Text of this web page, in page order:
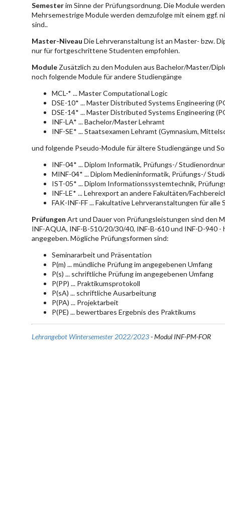
Semesterim Sinne der Prüfungsordnung. Die Module
Mehrsemestrige Module werden demzufolge mit einem ggf.
sind..
Master-Niveau Die Lehrveranstaltung ist an Master- bzw.
nur für fortgeschrittene Studenten empfohlen.
Module Zusätzlich zu den Modulen aus Bachelor/Master/
noch folgende Module für andere Studiengänge
MCL-* ... Master Computational Logic
DSE-10* ... Master Distributed Systems Engineering
DSE-14* ... Master Distributed Systems Engineering
INF-LA* ... Bachelor/Master Lehramt
INF-SE* ... Staatsexamen Lehramt (Gymnasium,
und folgende Pseudo-Module für ältere Studiengänge und
INF-04* ... Diplom Informatik, Prüfungs-/
MINF-04* ... Diplom Medieninformatik, Prüfungs-/
IST-05* ... Diplom Informationssystemtechnik,
INF-LE* ... Lehrexport an andere Fakultäten/
FAK-INF-FF ... Fakultative Lehrveranstaltungen für
Prüfungen Art und Dauer von Prüfungsleistungen sind den
INF-AQUA, INF-B-510/20/30/40, INF-B-610 und INF-D-940
angegeben. Mögliche Prüfungsformen sind:
Seminararbeit und Präsentation
P(m) ... mündliche Prüfung im angegebenen Umfang
P(s) ... schriftliche Prüfung im angegebenen Umfang
P(PP) ... Praktikumsprotokoll
P(sA) ... schriftliche Ausarbeitung
P(PA) ... Projektarbeit
P(PE) ... bewertbares Ergebnis des Praktikums
Lehrangebot Wintersemester 2022/2023- Modul INF-PM-FOR